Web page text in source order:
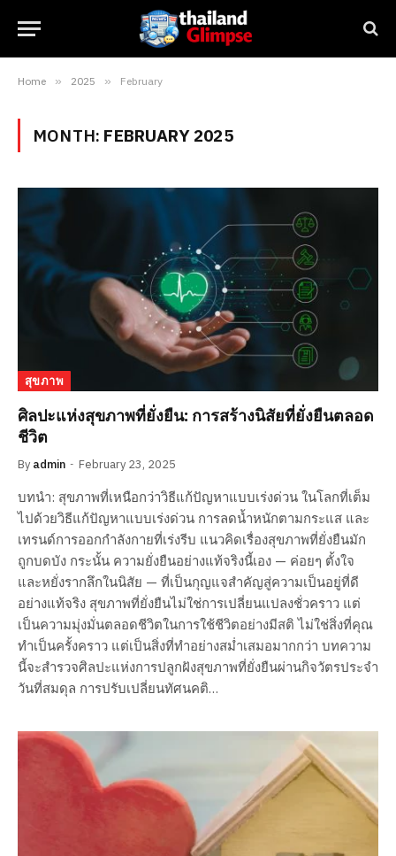
Home » 2025 » February
MONTH: FEBRUARY 2025
สุขภาพ
ศิลปะแห่งสุขภาพที่ยั่งยืน: การสร้างนิสัยที่ยั่งยืนตลอด
ชีวิต
By admin February 23, 2025
บทนำ: สุขภาพที่เหนือกว่าวิธีแก้ปัญหาแบบเร่งด่วน ในโลกที่เต็ม
ไปด้วยวิธีแก้ปัญหาแบบเร่งด่วน การลดน้ำหนักตามกระแส และ
เทรนด์การออกกำลังกายที่เร่งรีบ แนวคิดเรื่องสุขภาพที่ยั่งยืนมัก
ถูกบดบัง กระนั้น ความยั่งยืนอย่างแท้จริงนี้เอง — ค่อยๆ ตั้งใจ
และหยั่งรากลึกในนิสัย — ที่เป็นกุญแจสำคัญสู่ความเป็นอยู่ที่ดี
อย่างแท้จริง สุขภาพที่ยั่งยืนไม่ใช่การเปลี่ยนแปลงชั่วคราว แต่
เป็นความมุ่งมั่นตลอดชีวิตในการใช้ชีวิตอย่างมีสติ ไม่ใช่สิ่งที่คุณ
ทำเป็นครั้งคราว แต่เป็นสิ่งที่ทำอย่างสม่ำเสมอมากกว่า บทความ
นี้จะสำรวจศิลปะแห่งการปลูกฝังสุขภาพที่ยั่งยืนผ่านกิจวัตรประจำ
วันที่สมดุล การปรับเปลี่ยนทัศนคติ…